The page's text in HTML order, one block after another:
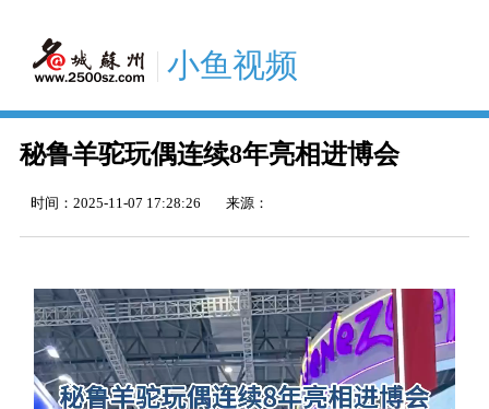
小鱼视频
秘鲁羊驼玩偶连续8年亮相进博会
时间： 2025-11-07 17:28:26 来源：